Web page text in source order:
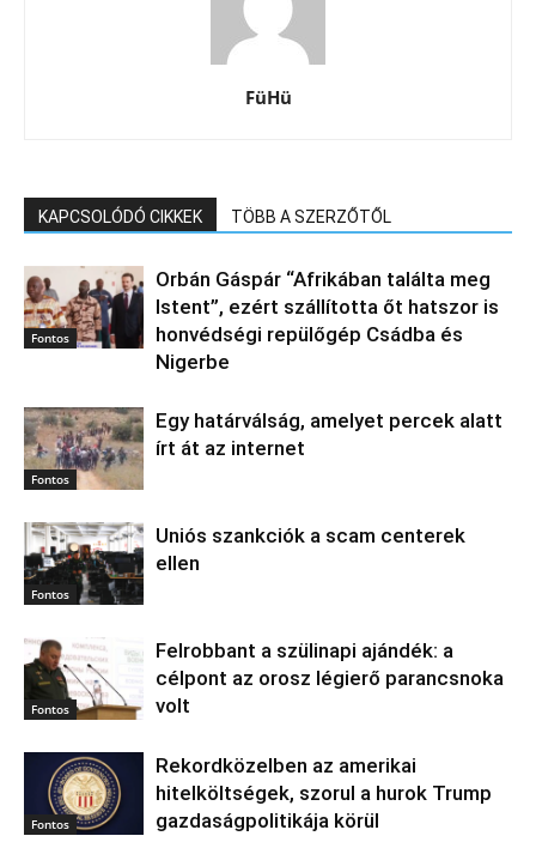
FüHü
KAPCSOLÓDÓ CIKKEK TÖBB A SZERZŐTŐL
Fontos
Orbán Gáspár “Afrikában találta meg
Istent”, ezért szállította őt hatszor is
honvédségi repülőgép Csádba és
Nigerbe
Fontos
Egy határválság, amelyet percek alatt
írt át az internet
Fontos
Uniós szankciók a scam centerek
ellen
Fontos
Felrobbant a szülinapi ajándék: a
célpont az orosz légierő parancsnoka
volt
Fontos
Rekordközelben az amerikai
hitelköltségek, szorul a hurok Trump
gazdaságpolitikája körül